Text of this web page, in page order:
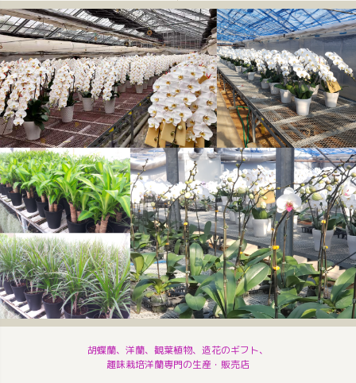
胡蝶蘭、洋蘭、観葉植物、造花のギフト、
趣味栽培洋蘭専門の生産・販売店